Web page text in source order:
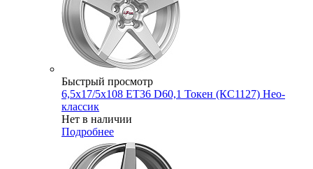
Быстрый просмотр
6,5x17/5x108 ET36 D60,1 Токен (КС1127) Нео-
классик
Нет в наличии
Подробнее